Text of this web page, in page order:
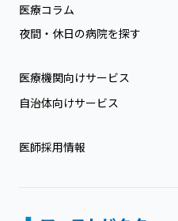
医療コラム
夜間・休日の病院を探す
医療機関向けサービス
自治体向けサービス
医師採用情報